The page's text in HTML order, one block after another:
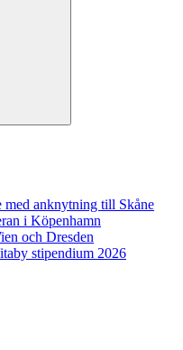
med anknytning till Skåne
i Köpenhamn
och Dresden
stipendium 2026